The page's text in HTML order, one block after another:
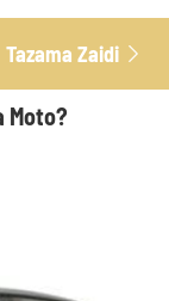
Tazama Zaidi 
Moto?